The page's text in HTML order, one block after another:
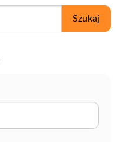
Szukaj